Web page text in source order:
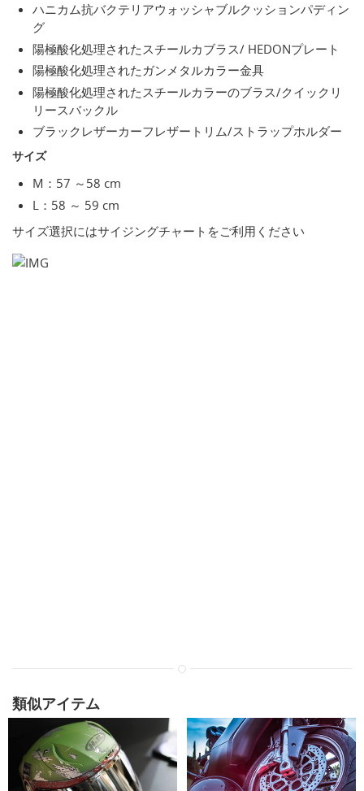
ハニカム抗バクテリアウォッシャブルクッションパディン
グ
陽極酸化処理されたスチールカブラス/ HEDONプレート
陽極酸化処理されたガンメタルカラー金具
陽極酸化処理されたスチールカラーのブラス/クイックリ
リースバックル
ブラックレザーカーフレザートリム/ストラップホルダー
サイズ
M：57 ～58 cm
L：58 ～ 59 cm
サイズ選択にはサイジングチャートをご利用ください
類似アイテム